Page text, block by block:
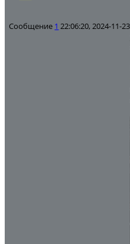
Сообщение 1 22:06:20, 2024-11-23